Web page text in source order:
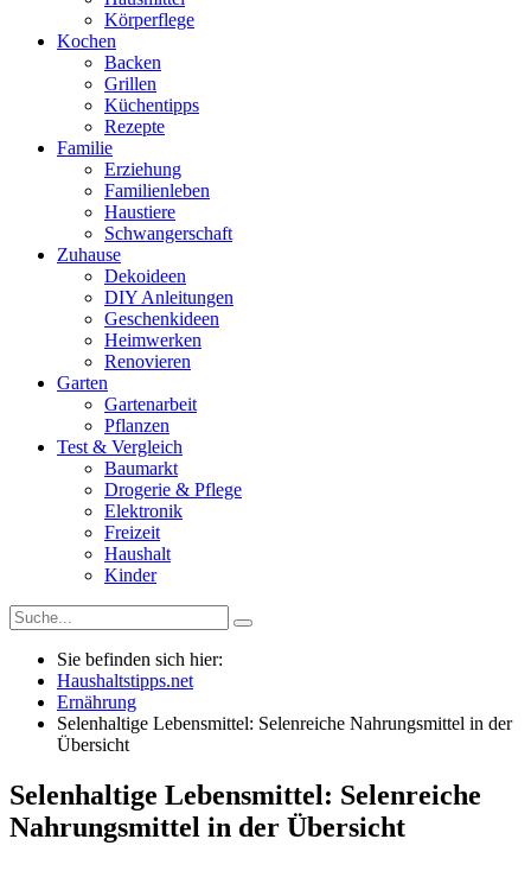
Körperflege
Kochen
Backen
Grillen
Küchentipps
Rezepte
Familie
Erziehung
Familienleben
Haustiere
Schwangerschaft
Zuhause
Dekoideen
DIY Anleitungen
Geschenkideen
Heimwerken
Renovieren
Garten
Gartenarbeit
Pflanzen
Test & Vergleich
Baumarkt
Drogerie & Pflege
Elektronik
Freizeit
Haushalt
Kinder
Sie befinden sich hier:
Haushaltstipps.net
Ernährung
Selenhaltige Lebensmittel: Selenreiche Nahrungsmittel in der
Übersicht
Selenhaltige Lebensmittel: Selenreiche
Nahrungsmittel in der Übersicht